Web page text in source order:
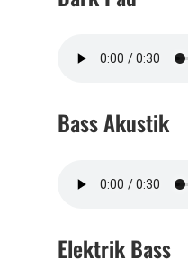
Bass Akustik
Elektrik Bass